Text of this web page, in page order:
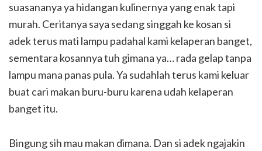
suasananya ya hidangan kulinernya yang enak tapi
murah. Ceritanya saya sedang singgah ke kosan si
adek terus mati lampu padahal kami kelaperan banget,
sementara kosannya tuh gimana ya… rada gelap tanpa
lampu mana panas pula. Ya sudahlah terus kami keluar
buat cari makan buru-buru karena udah kelaperan
banget itu.
Bingung sih mau makan dimana. Dan si adek ngajakin